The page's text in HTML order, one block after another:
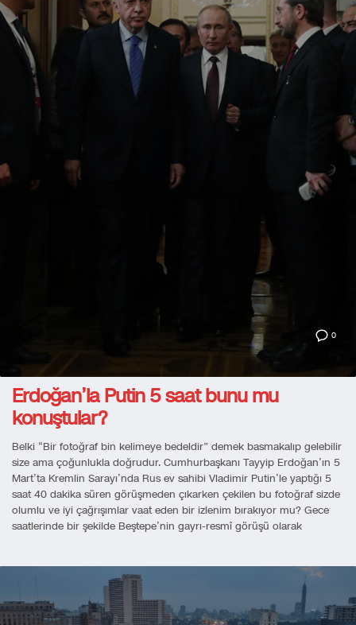
0
Erdoğan’la Putin 5 saat bunu mu
konuştular?
Belki “Bir fotoğraf bin kelimeye bedeldir” demek basmakalıp gelebilir
size ama çoğunlukla doğrudur. Cumhurbaşkanı Tayyip Erdoğan’ın 5
Mart’ta Kremlin Sarayı’nda Rus ev sahibi Vladimir Putin’le yaptığı 5
saat 40 dakika süren görüşmeden çıkarken çekilen bu fotoğraf sizde
olumlu ve iyi çağrışımlar vaat eden bir izlenim bırakıyor mu? Gece
saatlerinde bir şekilde Beştepe’nin gayrı-resmî görüşü olarak